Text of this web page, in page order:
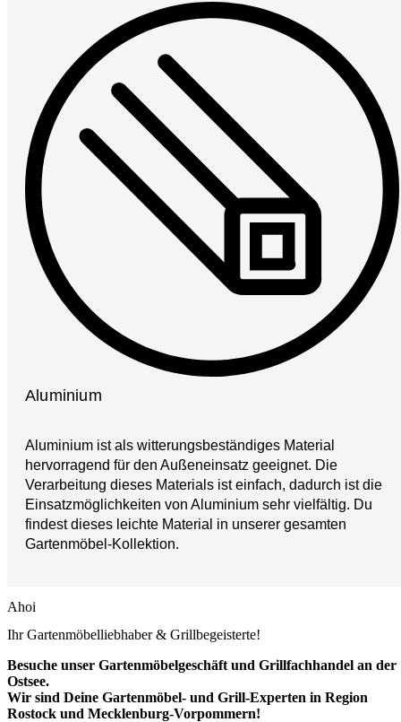
Aluminium
Aluminium ist als witterungsbeständiges Material
hervorragend für den Außeneinsatz geeignet. Die
Verarbeitung dieses Materials ist einfach, dadurch ist die
Einsatzmöglichkeiten von Aluminium sehr vielfältig. Du
findest dieses leichte Material in unserer gesamten
Gartenmöbel-Kollektion.
Ahoi
Ihr Gartenmöbelliebhaber & Grillbegeisterte!
Besuche unser Gartenmöbelgeschäft und Grillfachhandel an der
Ostsee.
Wir sind Deine Gartenmöbel- und Grill-Experten in Region
Rostock und Mecklenburg-Vorpommern!